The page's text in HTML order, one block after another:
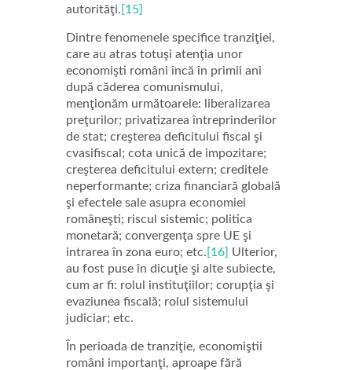
autorităţi. [15]
Dintre fenomenele specifice tranziţiei,
care au atras totuşi atenţia unor
economişti români încă în primii ani
după căderea comunismului,
menţionăm următoarele: liberalizarea
preţurilor; privatizarea întreprinderilor
de stat; creşterea deficitului fiscal şi
cvasifiscal; cota unică de impozitare;
creşterea deficitului extern; creditele
neperformante; criza financiară globală
şi efectele sale asupra economiei
româneşti; riscul sistemic; politica
monetară; convergenţa spre UE şi
intrarea în zona euro; etc. [16] Ulterior,
au fost puse în dicuţie şi alte subiecte,
cum ar fi: rolul instituţiilor; corupţia şi
evaziunea fiscală; rolul sistemului
judiciar; etc.
În perioada de tranziţie, economiştii
români importanţi, aproape fără